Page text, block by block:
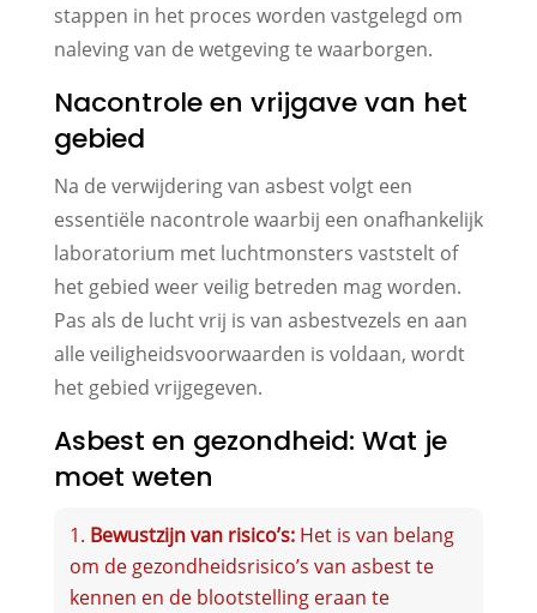
stappen in het proces worden vastgelegd om
naleving van de wetgeving te waarborgen.
Nacontrole en vrijgave van het
gebied
Na de verwijdering van asbest volgt een
essentiële nacontrole waarbij een onafhankelijk
laboratorium met luchtmonsters vaststelt of
het gebied weer veilig betreden mag worden.
Pas als de lucht vrij is van asbestvezels en aan
alle veiligheidsvoorwaarden is voldaan, wordt
het gebied vrijgegeven.
Asbest en gezondheid: Wat je
moet weten
Bewustzijn van risico’s:Het is van belang
om de gezondheidsrisico’s van asbest te
kennen en de blootstelling eraan te